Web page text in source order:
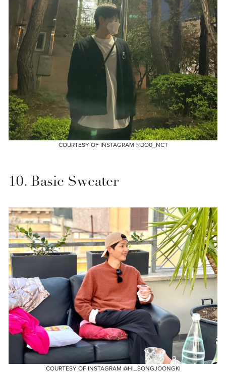
COURTESY OF INSTAGRAM @DO0_NCT
10. Basic Sweater
COURTESY OF INSTAGRAM @HI_SONGJOONGKI